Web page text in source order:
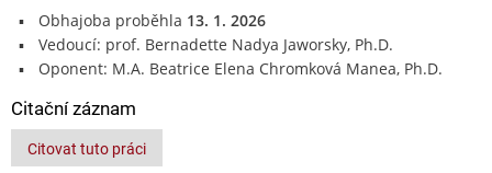
Obhajoba proběhla 13. 1. 2026
Vedoucí: prof. Bernadette Nadya Jaworsky, Ph.D.
Oponent: M.A. Beatrice Elena Chromková Manea, Ph.D.
Citační záznam
Citovat tuto práci